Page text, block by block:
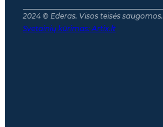
2024 © Ederas. Visos teisės saugomos.
Svetainių kūrimas:Artix.lt